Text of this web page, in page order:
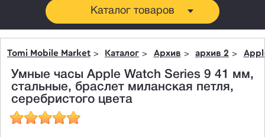
Каталог товаров
Tomi Mobile Market Каталог Архив архив 2
Умные часы Apple Watch Series 9 41 мм,
стальные, браслет миланская петля,
серебристого цвета